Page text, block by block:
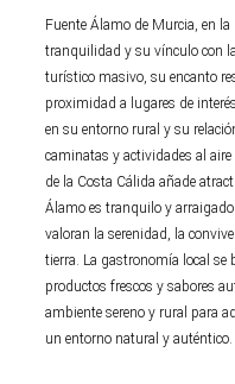
Fuente Álamo de Murcia, en
tranquilidad y su vínculo con
turístico masivo, su encanto
proximidad a lugares de
en su entorno rural y su
caminatas y actividades al
de la Costa Cálida añade
Álamo es tranquilo y
valoran la serenidad, la
tierra. La gastronomía local se
productos frescos y sabores
ambiente sereno y rural para
un entorno natural y auténtico.